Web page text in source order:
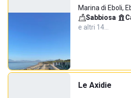
Marina di Eboli,
Sabbiosa·
e altri 14…
Le Axidie